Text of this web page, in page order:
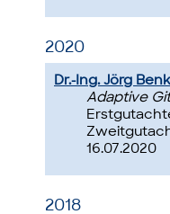
2020
Dr.-Ing. Jörg
Adaptive
16.07.2020
2018